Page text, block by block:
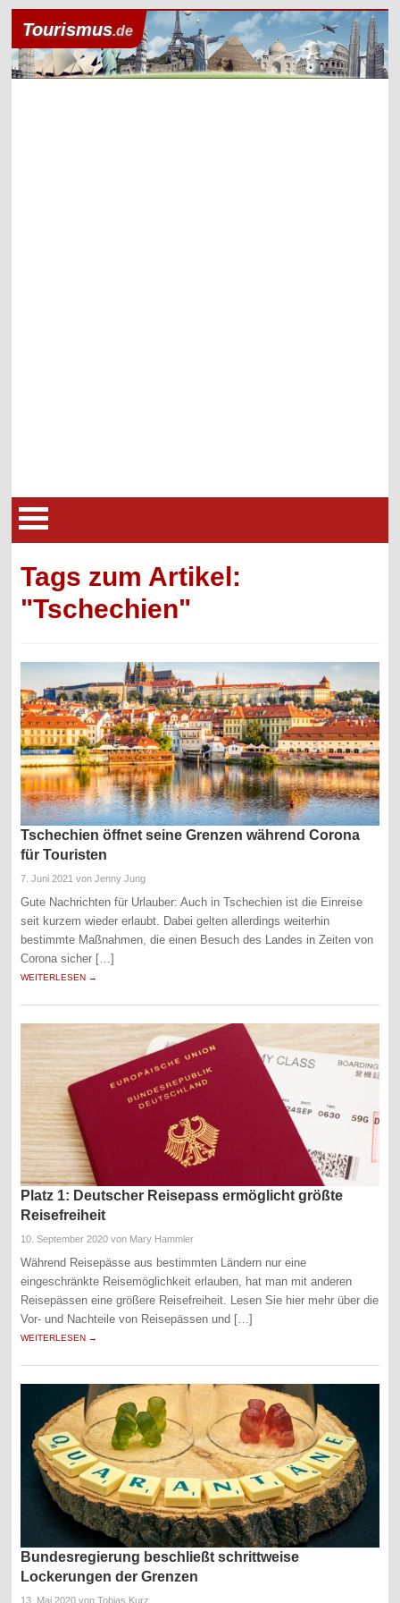
Tourismus.de
Tags zum Artikel:
"Tschechien"
Tschechien öffnet seine Grenzen während Corona
für Touristen
7. Juni 2021 von Jenny Jung
Gute Nachrichten für Urlauber: Auch in Tschechien ist die Einreise
seit kurzem wieder erlaubt. Dabei gelten allerdings weiterhin
bestimmte Maßnahmen, die einen Besuch des Landes in Zeiten von
Corona sicher […]
WEITERLESEN →
Platz 1: Deutscher Reisepass ermöglicht größte
Reisefreiheit
10. September 2020 von Mary Hammler
Während Reisepässe aus bestimmten Ländern nur eine
eingeschränkte Reisemöglichkeit erlauben, hat man mit anderen
Reisepässen eine größere Reisefreiheit. Lesen Sie hier mehr über die
Vor- und Nachteile von Reisepässen und […]
WEITERLESEN →
Bundesregierung beschließt schrittweise
Lockerungen der Grenzen
13. Mai 2020 von Tobias Kurz